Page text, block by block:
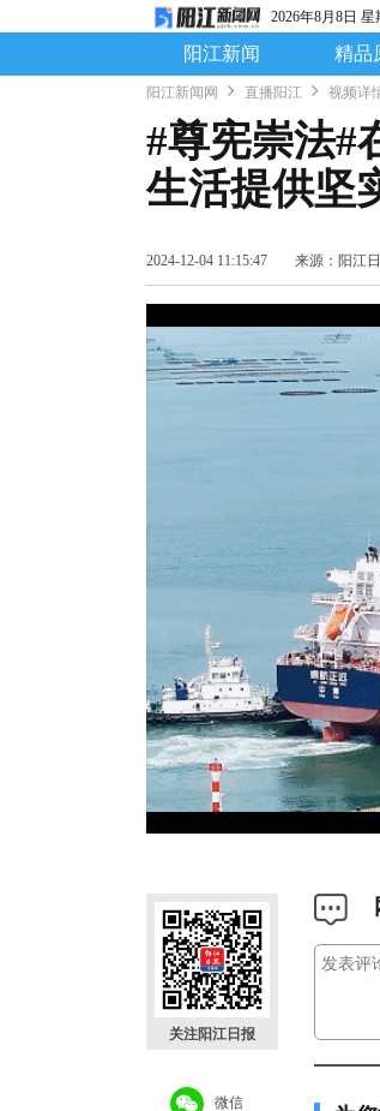
2026年8月8日 星
阳江新闻 精品
阳江新闻网 直播阳江 视频详
#尊宪崇法#
生活提供坚
2024-12-04 11:15:47 来源：阳江
关注阳江日报
微信